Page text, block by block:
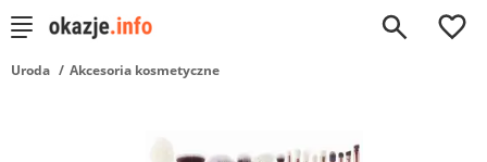
0
Uroda Akcesoria kosmetyczne